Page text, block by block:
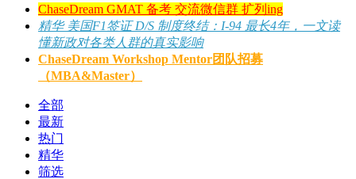
ChaseDream GMAT 备考 交流微信群 扩列ing
精华美国F1签证 D/S 制度终结：I-94 最长4年，一文读
懂新政对各类人群的真实影响
ChaseDream Workshop Mentor团队招募
（MBA&Master）
全部
最新
热门
精华
筛选